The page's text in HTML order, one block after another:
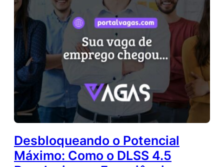
Desbloqueando o Potencial
Máximo: Como o DLSS 4.5